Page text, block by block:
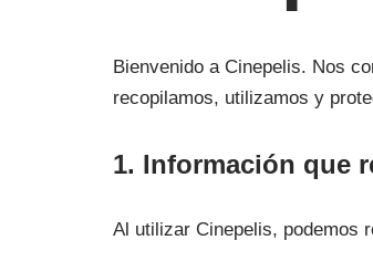
Bienvenido a Cinepelis. Nos
recopilamos, utilizamos y
1. Información que
Al utilizar Cinepelis, podemos